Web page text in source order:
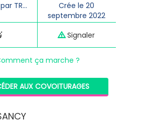
Organisé par TRAILS DUS ANCY
Crée le 20
septembre 2022
Signaler
ça marche ?
AUX COVOITURAGES